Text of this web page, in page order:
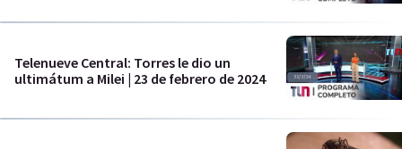
Telenueve Central: Torres le dio un
ultimátum a Milei | 23 de febrero de 2024